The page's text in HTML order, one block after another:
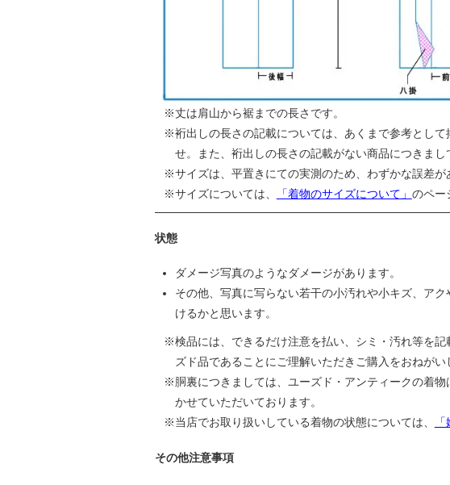
丈は肩山から裾までの長さです。
裄出しの長さの記載については、あくまで参考とし
せ。また、裄出しの長さの記載がない商品につきま
サイズは、平置きにての実測のため、わずかな誤差が
サイズについては、
「着物のサイズについて」 のペー
状態
ダメージ写真のようなダメージがあります。
その他、写真に写らない若干の小汚れや小キズ、ア
けるかと思います。
検品には、できるだけ注意を払い、シミ・汚れ等を
ズド品であることにご理解いただきご購入をおねがい
胴裏につきましては、ユーズド・アンティークの着
かせていただいております。
当店でお取り扱いしている着物の状態については、
その他注意事項